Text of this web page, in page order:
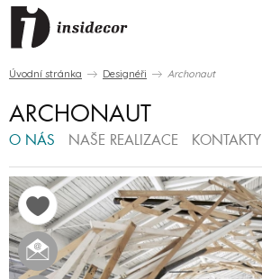
Úvodní stránka Designéři Archonaut
ARCHONAUT
O NÁS NAŠE REALIZACE KONTAKTY